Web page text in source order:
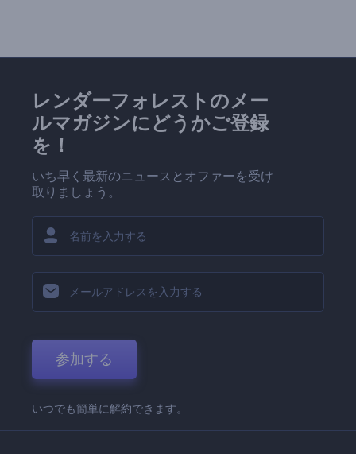
レンダーフォレストのメー
ルマガジンにどうかご登録
を！
いち早く最新のニュースとオファーを受け
取りましょう。
参加する
いつでも簡単に解約できます。